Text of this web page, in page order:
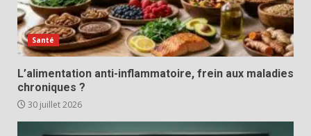
Santé
L’alimentation anti-inflammatoire, frein aux maladies
chroniques ?
30 juillet 2026